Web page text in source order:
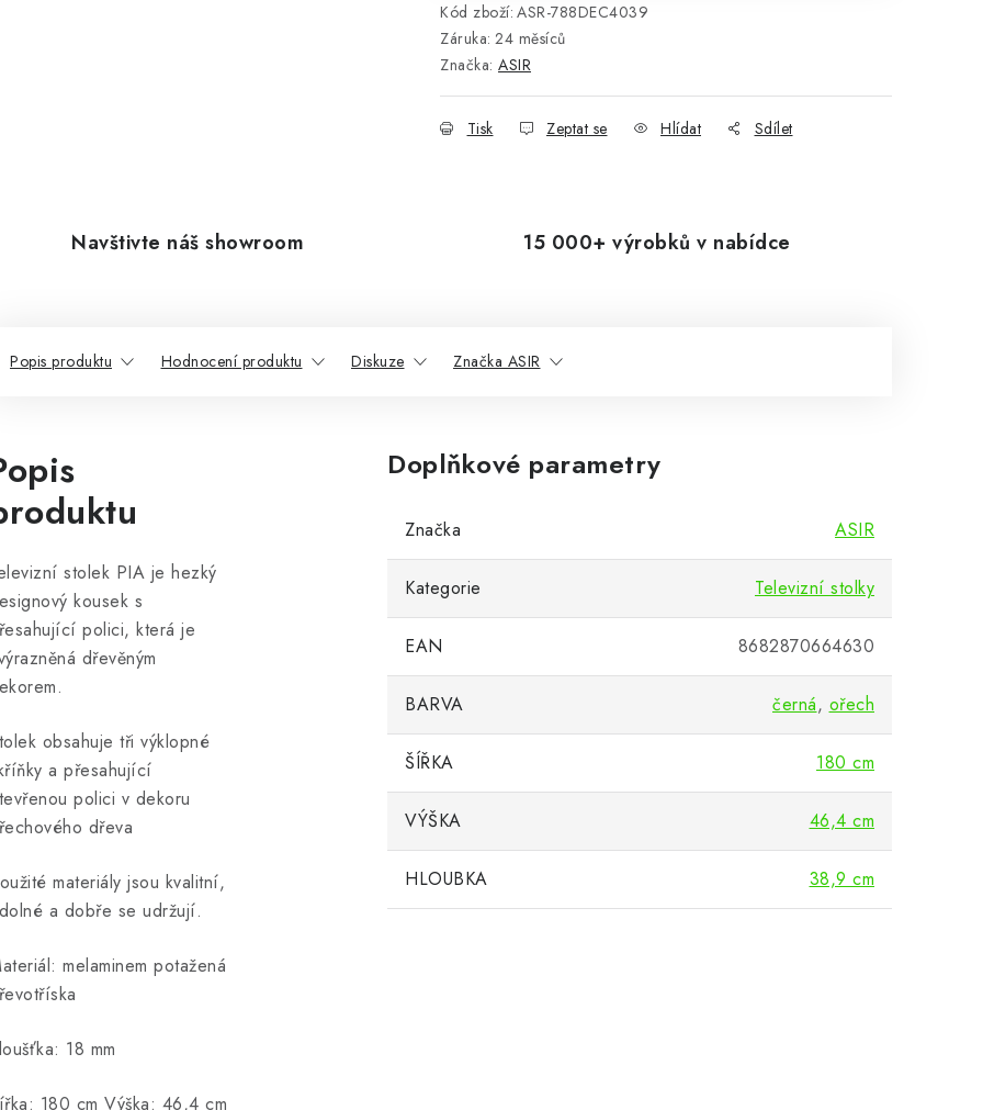
Kód zboží: ASR-788DEC4039
Záruka: 24 měsíců
Značka: ASIR
Tisk Zeptat se Hlídat Sdílet
Navštivte náš showroom 15 000+ výrobků v nabídce
Popis produktu Hodnocení produktu Diskuze Značka ASIR
stolek PIA je hezký
kousek s
polici, která je
dřevěným
obsahuje tři výklopné
a přesahující
polici v dekoru
dřeva
materiály jsou kvalitní,
a dobře se udržují.
melaminem potažená
18 mm
180 cm Výška: 46,4 cm
Doplňkové parametry
Značka ASIR
Kategorie Televizní stolky
EAN 8682870664630
BARVA černá, ořech
ŠÍŘKA 180 cm
VÝŠKA 46,4 cm
HLOUBKA 38,9 cm